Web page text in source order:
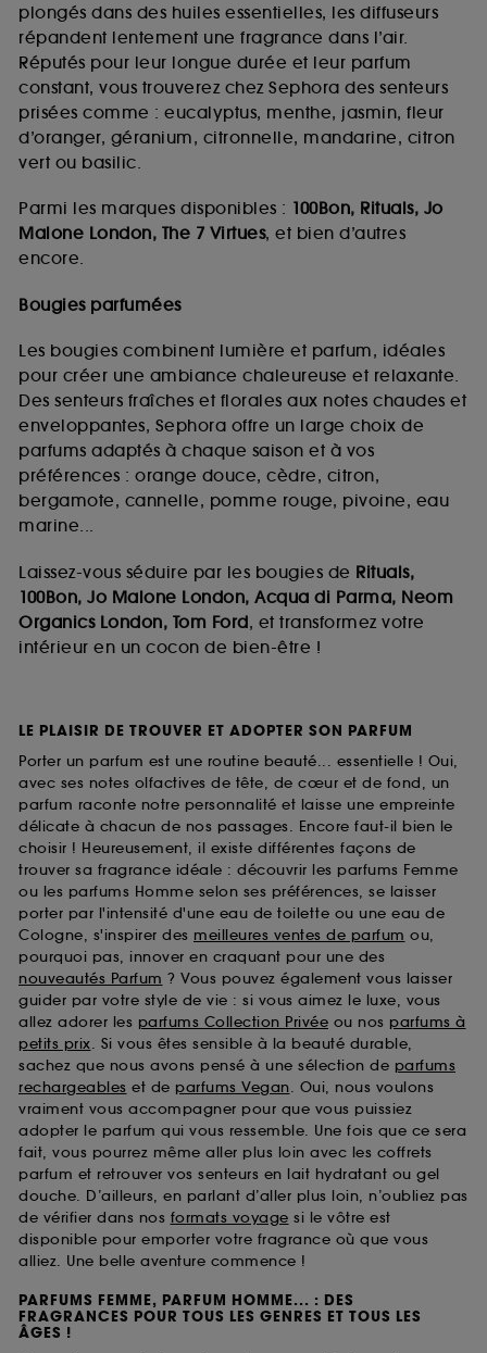
plongés dans des huiles essentielles, les diffuseurs
répandent lentement une fragrance dans l’air.
Réputés pour leur longue durée et leur parfum
constant, vous trouverez chez Sephora des senteurs
prisées comme : eucalyptus, menthe, jasmin, fleur
d’oranger, géranium, citronnelle, mandarine, citron
vert ou basilic.
Parmi les marques disponibles : 100Bon, Rituals, Jo
Malone London, The 7 Virtues, et bien d’autres
encore.
Bougies parfumées
Les bougies combinent lumière et parfum, idéales
pour créer une ambiance chaleureuse et relaxante.
Des senteurs fraîches et florales aux notes chaudes et
enveloppantes, Sephora offre un large choix de
parfums adaptés à chaque saison et à vos
préférences : orange douce, cèdre, citron,
bergamote, cannelle, pomme rouge, pivoine, eau
marine...
Laissez-vous séduire par les bougies de Rituals,
100Bon, Jo Malone London, Acqua di Parma, Neom
Organics London, Tom Ford, et transformez votre
intérieur en un cocon de bien-être !
LE PLAISIR DE TROUVER ET ADOPTER SON PARFUM
Porter un parfum est une routine beauté... essentielle ! Oui,
avec ses notes olfactives de tête, de cœur et de fond, un
parfum raconte notre personnalité et laisse une empreinte
délicate à chacun de nos passages. Encore faut-il bien le
choisir ! Heureusement, il existe différentes façons de
trouver sa fragrance idéale : découvrir les parfums Femme
ou les parfums Homme selon ses préférences, se laisser
porter par l'intensité d'une eau de toilette ou une eau de
Cologne, s'inspirer des meilleures ventes de parfum ou,
pourquoi pas, innover en craquant pour une des
nouveautés Parfum ? Vous pouvez également vous laisser
guider par votre style de vie : si vous aimez le luxe, vous
allez adorer les parfums Collection Privée ou nos parfums à
petits prix. Si vous êtes sensible à la beauté durable,
sachez que nous avons pensé à une sélection de parfums
rechargeables et de parfums Vegan. Oui, nous voulons
vraiment vous accompagner pour que vous puissiez
adopter le parfum qui vous ressemble. Une fois que ce sera
fait, vous pourrez même aller plus loin avec les coffrets
parfum et retrouver vos senteurs en lait hydratant ou gel
douche. D’ailleurs, en parlant d’aller plus loin, n’oubliez pas
de vérifier dans nos formats voyage si le vôtre est
disponible pour emporter votre fragrance où que vous
alliez. Une belle aventure commence !
PARFUMS FEMME, PARFUM HOMME... : DES
FRAGRANCES POUR TOUS LES GENRES ET TOUS LES
ÂGES !